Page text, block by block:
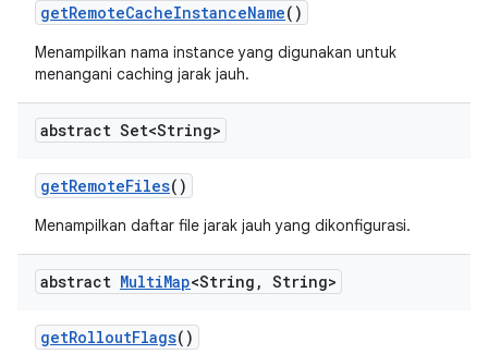
getRemoteCacheInstanceName()
Menampilkan nama instance yang digunakan untuk
menangani caching jarak jauh.
abstract Set<String>
getRemoteFiles()
Menampilkan daftar file jarak jauh yang dikonfigurasi.
abstract MultiMap<String , String>
getRolloutFlags()